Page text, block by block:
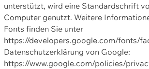
unterstützt, wird eine Standardschrift
Computer genutzt. Weitere
Fonts finden Sie unter
https://developers.google.com/fonts/
Datenschutzerklärung von Google:
https://www.google.com/policies/